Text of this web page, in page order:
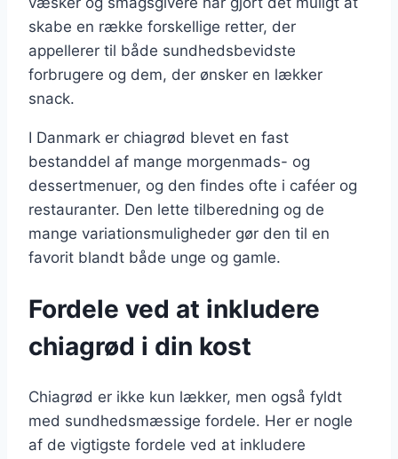
skabe en række forskellige retter, der
appellerer til både sundhedsbevidste
forbrugere og dem, der ønsker en lækker
snack.
I Danmark er chiagrød blevet en fast
bestanddel af mange morgenmads- og
dessertmenuer, og den findes ofte i caféer og
restauranter. Den lette tilberedning og de
mange variationsmuligheder gør den til en
favorit blandt både unge og gamle.
Fordele ved at inkludere
chiagrød i din kost
Chiagrød er ikke kun lækker, men også fyldt
med sundhedsmæssige fordele. Her er nogle
af de vigtigste fordele ved at inkludere